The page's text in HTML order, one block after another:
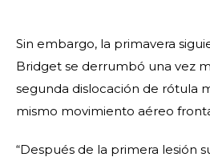
Sin embargo, la primavera
Bridget se derrumbó una vez
segunda dislocación de rótula
mismo movimiento aéreo
“Después de la primera lesión